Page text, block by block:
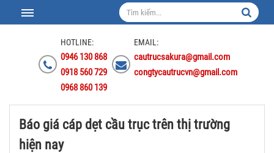
HOTLINE:
0946 130 868
0918 560 729
0968 860 139
EMAIL:
cautrucsakura@gmail.com
congtycautrucvn@gmail.com
Báo giá cáp dẹt cầu trục trên thị trường
hiện nay